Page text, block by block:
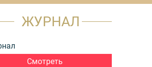
ЖУРНАЛ
Смотреть